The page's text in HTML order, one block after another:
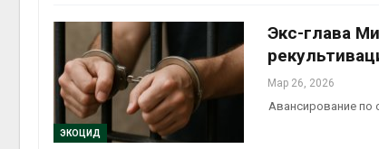
ЭКОЦИД
Экс-глава
Мар 26, 2026
Авансирование по